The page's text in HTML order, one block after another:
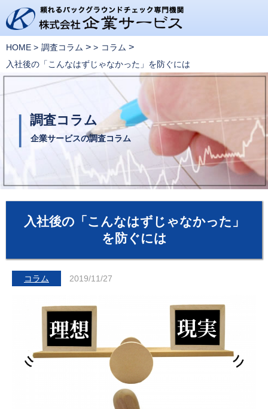
HOME 調査コラム > コラム >
入社後の「こんなはずじゃなかった」を防ぐには
調査コラム
企業サービスの調査コラム
入社後の「こんなはずじゃなかった」
を防ぐには
コラム 2019/11/27